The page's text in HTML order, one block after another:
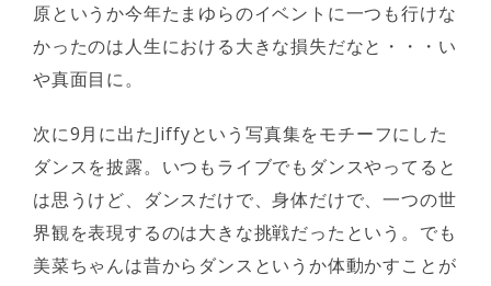
原というか今年たまゆらのイベントに一つも行けな
かったのは人生における大きな損失だなと・・・い
や真面目に。
次に9月に出たJiffyという写真集をモチーフにした
ダンスを披露。いつもライブでもダンスやってると
は思うけど、ダンスだけで、身体だけで、一つの世
界観を表現するのは大きな挑戦だったという。でも
美菜ちゃんは昔からダンスというか体動かすことが